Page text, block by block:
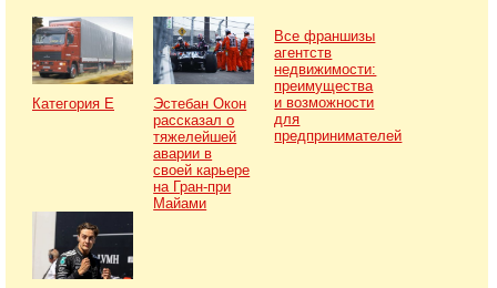
Категория Е
Эстебан Окон
рассказал о
тяжелейшей
аварии в
своей карьере
на Гран-при
Майами
Все франшизы
агентств
недвижимости:
преимущества
и возможности
для
предпринимателей